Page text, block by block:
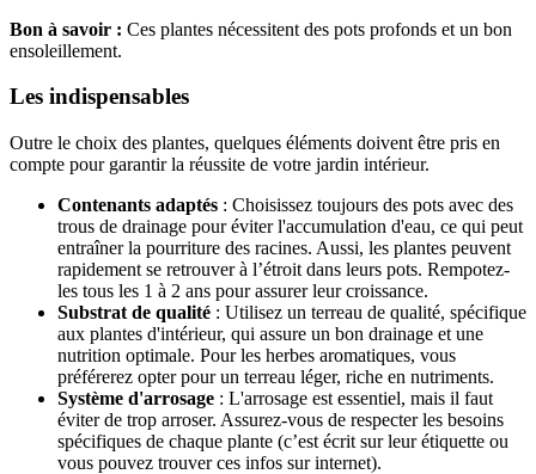
Bon à savoir : Ces plantes nécessitent des pots profonds et un bon
ensoleillement.
Les indispensables
Outre le choix des plantes, quelques éléments doivent être pris en
compte pour garantir la réussite de votre jardin intérieur.
Contenants adaptés : Choisissez toujours des pots avec des
trous de drainage pour éviter l'accumulation d'eau, ce qui peut
entraîner la pourriture des racines. Aussi, les plantes peuvent
rapidement se retrouver à l’étroit dans leurs pots. Rempotez-
les tous les 1 à 2 ans pour assurer leur croissance.
Substrat de qualité : Utilisez un terreau de qualité, spécifique
aux plantes d'intérieur, qui assure un bon drainage et une
nutrition optimale. Pour les herbes aromatiques, vous
préférerez opter pour un terreau léger, riche en nutriments.
Système d'arrosage : L'arrosage est essentiel, mais il faut
éviter de trop arroser. Assurez-vous de respecter les besoins
spécifiques de chaque plante (c’est écrit sur leur étiquette ou
vous pouvez trouver ces infos sur internet).